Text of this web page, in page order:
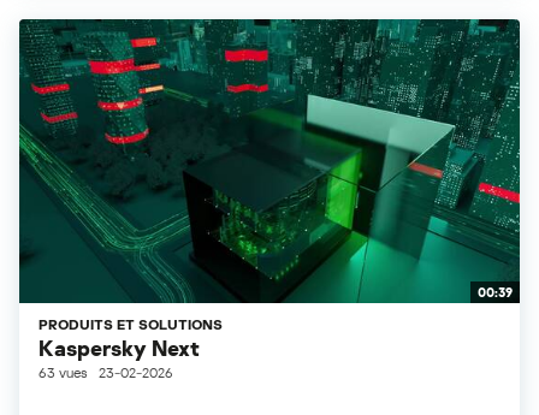
00:39
PRODUITS ET SOLUTIONS
Kaspersky Next
63 vues 23-02-2026